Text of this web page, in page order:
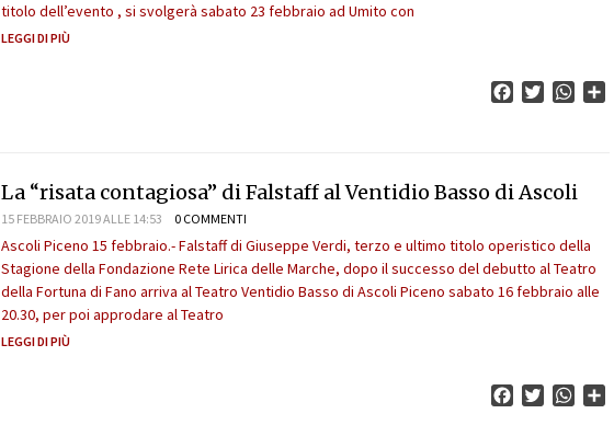
titolo dell’evento , si svolgerà sabato 23 febbraio ad Umito con
LEGGI DI PIÙ
FacebookTwitter
La “risata contagiosa” di Falstaff al Ventidio Basso di Ascoli
15 FEBBRAIO 2019 ALLE 14:53 0 COMMENTI
Ascoli Piceno 15 febbraio.- Falstaff di Giuseppe Verdi, terzo e ultimo titolo operistico della
Stagione della Fondazione Rete Lirica delle Marche, dopo il successo del debutto al Teatro
della Fortuna di Fano arriva al Teatro Ventidio Basso di Ascoli Piceno sabato 16 febbraio alle
20.30, per poi approdare al Teatro
LEGGI DI PIÙ
FacebookTwitter